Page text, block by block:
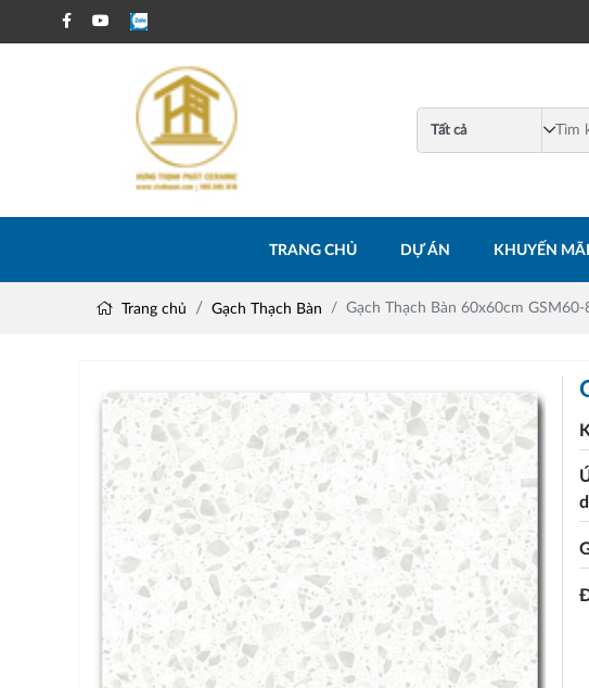
TRANG CHỦ DỰ ÁN KHUYẾN MÃI
Trang chủ Gạch Thạch Bàn Gạch Thạch Bàn 60x60cm GSM60-